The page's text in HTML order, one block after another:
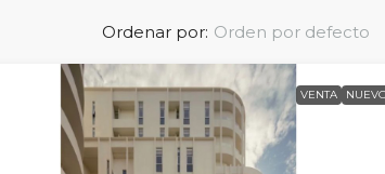
Ordenar por: Orden por defecto
VENTA